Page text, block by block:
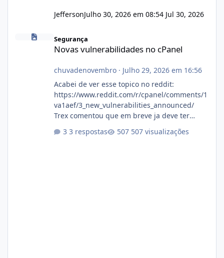
JeffersonJulho 30, 2026 em 08:54 Jul 30, 2026
Novas vulnerabilidades no cPanel
Segurança
Novas vulnerabilidades no cPanel
chuvadenovembro· Julho 29, 2026 em 16:56
Acabei de ver esse topico no reddit:
https://www.reddit.com/r/cpanel/comments/1
va1aef/3_new_vulnerabilities_announced/
Trex comentou que em breve ja deve ter
3 respostas 507 visualizações